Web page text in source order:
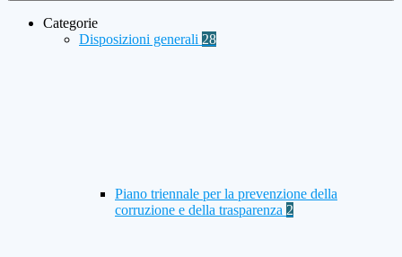
Categorie
Disposizioni generali 28
Piano triennale per la prevenzione della
corruzione e della trasparenza 2